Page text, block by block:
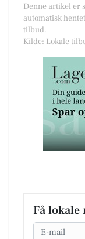
Denne artikel er
automatisk
tilbud.
Kilde: Lokale
Få lokale
Email